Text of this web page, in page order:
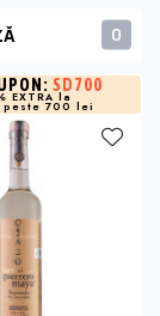
0
SD700
EXTRA la
peste 700 lei